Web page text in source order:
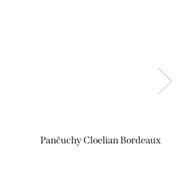
Pančuchy Cloelian Bordeaux